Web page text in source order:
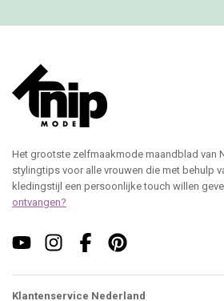
Het grootste zelfmaakmode maandblad van
stylingtips voor alle vrouwen die met behulp
kledingstijl een persoonlijke touch willen
ontvangen?
Klantenservice Nederland